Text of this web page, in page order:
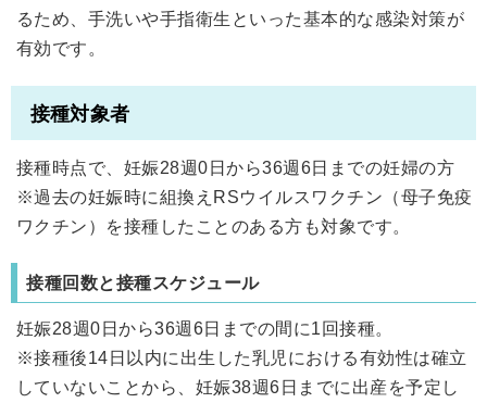
るため、手洗いや手指衛生といった基本的な感染対策が
有効です。
接種対象者
接種時点で、妊娠28週0日から36週6日までの妊婦の方
※過去の妊娠時に組換えRSウイルスワクチン（母子免疫
ワクチン）を接種したことのある方も対象です。
接種回数と接種スケジュール
妊娠28週0日から36週6日までの間に1回接種。
※接種後14日以内に出生した乳児における有効性は確立
していないことから、妊娠38週6日までに出産を予定し